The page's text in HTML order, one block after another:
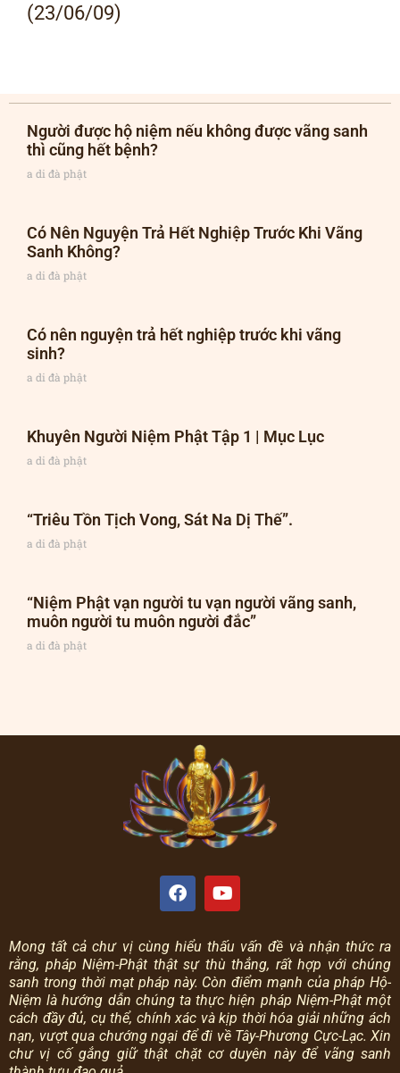
(23/06/09)
Người được hộ niệm nếu không được vãng sanh
thì cũng hết bệnh?
a di đà phật
Có Nên Nguyện Trả Hết Nghiệp Trước Khi Vãng
Sanh Không?
a di đà phật
Có nên nguyện trả hết nghiệp trước khi vãng
sinh?
a di đà phật
Khuyên Người Niệm Phật Tập 1 | Mục Lục
a di đà phật
“Triêu Tồn Tịch Vong, Sát Na Dị Thế”.
a di đà phật
“Niệm Phật vạn người tu vạn người vãng sanh,
muôn người tu muôn người đắc”
a di đà phật
Mong tất cả chư vị cùng hiểu thấu vấn đề và nhận thức ra
rằng, pháp Niệm-Phật thật sự thù thắng, rất hợp với chúng
sanh trong thời mạt pháp này. Còn điểm mạnh của pháp Hộ-
Niệm là hướng dẫn chúng ta thực hiện pháp Niệm-Phật một
cách đầy đủ, cụ thể, chính xác và kịp thời hóa giải những ách
nạn, vượt qua chướng ngại để đi về Tây-Phương Cực-Lạc. Xin
chư vị cố gắng giữ thật chặt cơ duyên này để vãng sanh